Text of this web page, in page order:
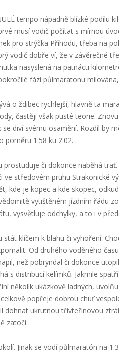
tempo nápadně blízké podílu
musí vodič počítat s mírnou
pro strýčka Příhodu, třeba na
vodič dobře ví, že v závěrečné
nasyslená na patnácti
fázi půlmaratonu
o ždibec rychlejší, hlavně ta
častěji však pusté teorie.
se diví svému osamění. Rozdíl
poměru 1:58 ku 2:02.
či dokonce naběhá
ve středovém pruhu Strakonické
kde je kopec a kde skopec,
vytištěném jízdním řádu
vysvětluje odchylky, a to i v
klíčem k blahu či vyhoření.
Od druhého voděného
než pobryndal či dokonce
s distribucí kelímků. Jakmile
několik ukázkově ladných,
popřeje dobrou chuť
dohnat ukrutnou třívteřinovou
zatočí.
Jinak se vodí půlmaratón na